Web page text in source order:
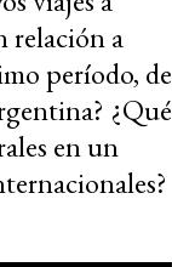
relación a
período, de
¿Qué
en un